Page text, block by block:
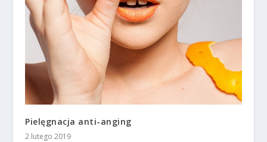
Pielęgnacja anti-anging
2 lutego 2019